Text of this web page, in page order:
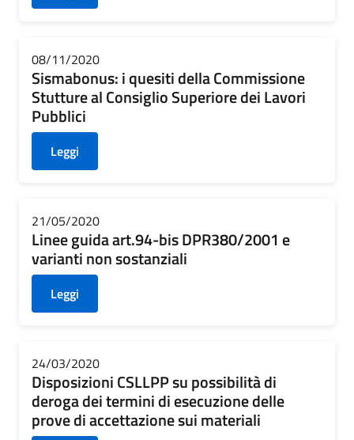
08/11/2020
Sismabonus: i quesiti della Commissione
Stutture al Consiglio Superiore dei Lavori
Pubblici
Leggi
21/05/2020
Linee guida art.94-bis DPR380/2001 e
varianti non sostanziali
Leggi
24/03/2020
Disposizioni CSLLPP su possibilità di
deroga dei termini di esecuzione delle
prove di accettazione sui materiali